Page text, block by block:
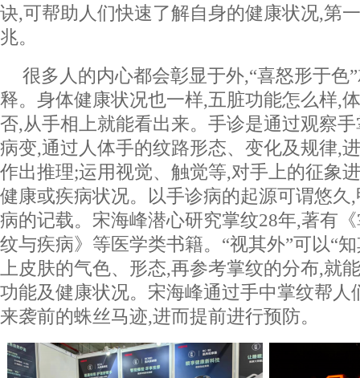
诀,可帮助人们快速了解自身的健康状况,第
兆。
很多人的内心都会彰显于外,“喜怒形于色
释。身体健康状况也一样,五脏功能怎么样,
否,从手相上就能看出来。手诊是通过观察
病变,通过人体手的纹路形态、变化及规律,
作出推理;运用视觉、触觉等,对手上的征象
健康或疾病状况。以手诊病的起源可谓悠久
病的记载。宋海峰潜心研究掌纹28年,著有
纹与疾病》等医学类书籍。“视其外”可以“
上皮肤的气色、形态,再参考掌纹的分布,就
功能及健康状况。宋海峰通过手中掌纹帮人
来袭前的蛛丝马迹,进而提前进行预防。